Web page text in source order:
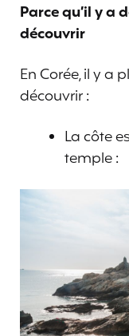
Parce qu’il y a
découvrir
En Corée, il y a
découvrir :
La côte
temple :